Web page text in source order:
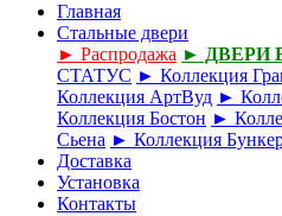
Главная
Стальные двери
► Распродажа ► ДВЕРИ
СТАТУС ► Коллекция
Коллекция АртВуд ►
Коллекция Бостон ►
Сьена ► Коллекция
Доставка
Установка
Контакты